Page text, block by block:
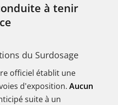
à tenir
du Surdosage
officiel établit une
d'exposition. Aucun
suite à un